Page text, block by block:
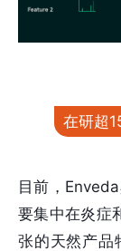
在研超
目前，
要集中在炎症
张的天然产品